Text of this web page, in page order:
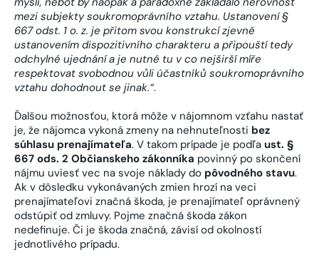
mezi subjekty soukromoprávního vztahu. Ustanovení §
667 odst. 1 o. z. je přitom svou konstrukcí zjevně
ustanovením dispozitivního charakteru a připouští tedy
odchylné ujednání a je nutné tu v co nejširší míře
respektovat svobodnou vůli účastníků soukromoprávního
vztahu dohodnout se jinak.“.
Ďalšou možnosťou, ktorá môže v nájomnom vzťahu nastať
je, že nájomca vykoná zmeny na nehnuteľnosti bez
súhlasu prenajímateľa. V takom prípade je podľa ust. §
667 ods. 2 Občianskeho zákonníka povinný po skončení
nájmu uviesť vec na svoje náklady do pôvodného stavu.
Ak v dôsledku vykonávaných zmien hrozí na veci
prenajímateľovi značná škoda, je prenajímateľ oprávnený
odstúpiť od zmluvy. Pojme značná škoda zákon
nedefinuje. Či je škoda značná, závisí od okolností
jednotlivého prípadu.